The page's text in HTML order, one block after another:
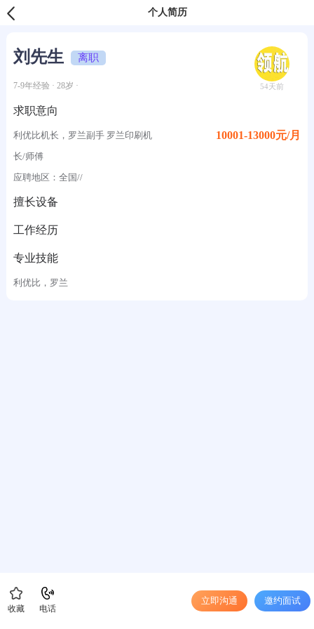
个人简历
刘先生 离职
7-9年经验 · 28岁 · 54天前
求职意向
利优比机长，罗兰副手 罗兰印刷机
长/师傅
10001-13000元/月
应聘地区：全国//
擅长设备
工作经历
专业技能
利优比，罗兰
收藏 电话
立即沟通 邀约面试